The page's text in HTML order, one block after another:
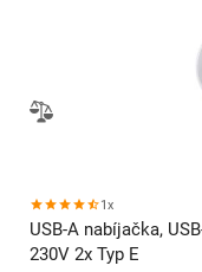
1x
USB-A nabíjačka,
230V 2x Typ E